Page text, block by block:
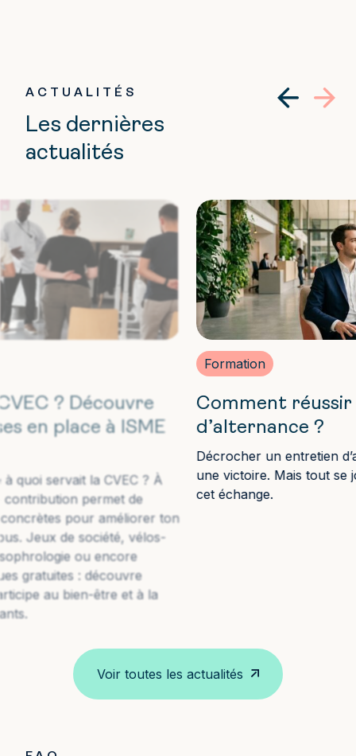
ACTUALITÉS
Les dernières
actualités
Comment réussir son entretien
d’alternance ?
Décrocher un entretien d’alternance, c’est déjà
une victoire. Mais tout se joue maintenant lors de
cet échange.
Voir toutes les actualités